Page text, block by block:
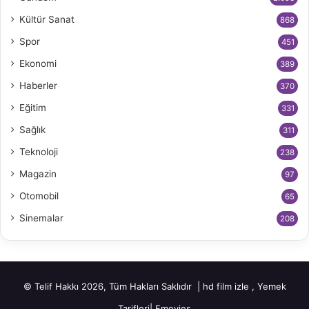
Kültür Sanat 868
Spor 451
Ekonomi 389
Haberler 370
Eğitim 331
Sağlık 311
Teknoloji 238
Magazin 97
Otomobil 65
Sinemalar 208
© Telif Hakkı 2026, Tüm Hakları Saklıdır | hd film izle , Yemek